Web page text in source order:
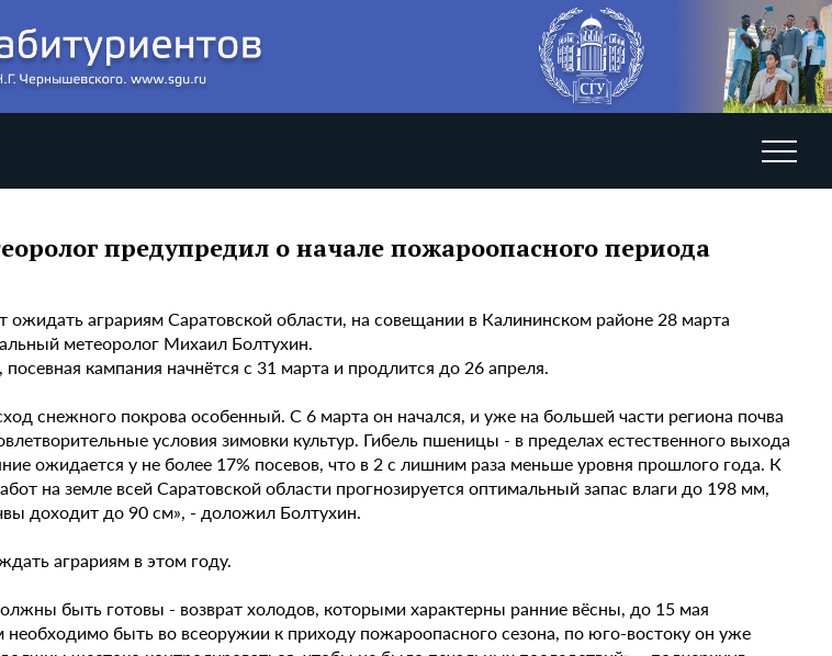
предупредил о начале пожароопасного периода
аграриям Саратовской области, на совещании в Калининском районе 28 марта
метеоролог Михаил Болтухин.
кампания начнётся с 31 марта и продлится до 26 апреля.
снежного покрова особенный. С 6 марта он начался, и уже на большей части региона почва
условия зимовки культур. Гибель пшеницы - в пределах естественного выхода
ожидается у не более 17% посевов, что в 2 с лишним раза меньше уровня прошлого года. К
на земле всей Саратовской области прогнозируется оптимальный запас влаги до 198 мм,
доходит до 90 см», - доложил Болтухин.
аграриям в этом году.
быть готовы - возврат холодов, которыми характерны ранние вёсны, до 15 мая
быть во всеоружии к приходу пожароопасного сезона, по юго-востоку он уже